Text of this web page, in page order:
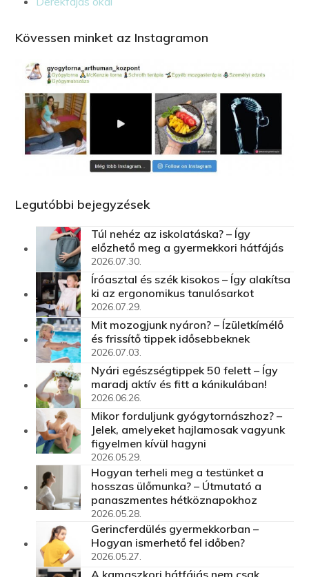
Kövessen minket az Instagramon
Legutóbbi bejegyzések
Túl nehéz az iskolatáska? – Így
előzhető meg a gyermekkori hátfájás
2026.07.30.
Íróasztal és szék kisokos – Így alakítsa
ki az ergonomikus tanulósarkot
2026.07.29.
Mit mozogjunk nyáron? – Ízületkímélő
és frissítő tippek idősebbeknek
2026.07.03.
Nyári egészségtippek 50 felett – Így
maradj aktív és fitt a kánikulában!
2026.06.26.
Mikor forduljunk gyógytornászhoz? –
Jelek, amelyeket hajlamosak vagyunk
figyelmen kívül hagyni
2026.05.29.
Hogyan terheli meg a testünket a
hosszas ülőmunka? – Útmutató a
panaszmentes hétköznapokhoz
2026.05.28.
Gerincferdülés gyermekkorban –
Hogyan ismerhető fel időben?
2026.05.27.